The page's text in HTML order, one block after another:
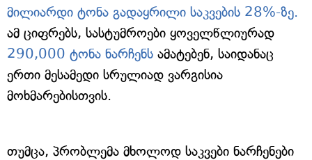
მილიარდი ტონა გადაყრილი საკვების 28%-ზე.
ამ ციფრებს, სასტუმროები ყოველწლიურად
290,000 ტონა ნარჩენს ამატებენ, საიდანაც
ერთი მესამედი სრულიად ვარგისია
მოხმარებისთვის.
თუმცა, პრობლემა მხოლოდ საკვები ნარჩენები